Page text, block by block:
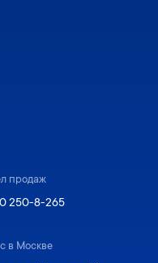
продаж
250-8-265
в Москве